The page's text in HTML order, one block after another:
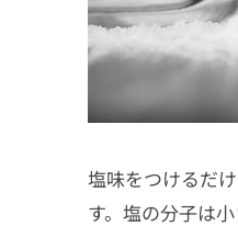
塩味をつけるだ
す。塩の分子は